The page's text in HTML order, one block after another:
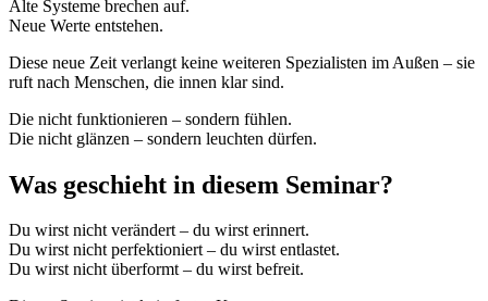
Alte Systeme brechen auf.
Neue Werte entstehen.
Diese neue Zeit verlangt keine weiteren Spezialisten im Außen – sie
ruft nach Menschen, die innen klar sind.
Die nicht funktionieren – sondern fühlen.
Die nicht glänzen – sondern leuchten dürfen.
Was geschieht in diesem Seminar?
Du wirst nicht verändert – du wirst erinnert.
Du wirst nicht perfektioniert – du wirst entlastet.
Du wirst nicht überformt – du wirst befreit.